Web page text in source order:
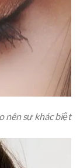
nên sự khác biệt